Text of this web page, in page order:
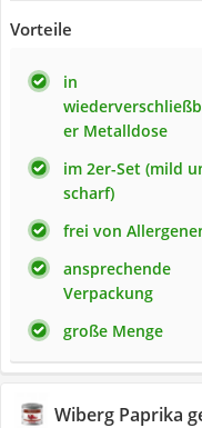
Vorteile
in
er Metalldose
im 2er-Set (mild
scharf)
frei von
ansprechende
Verpackung
große Menge
Wiberg Paprika